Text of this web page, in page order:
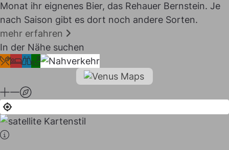
Monat ihr eignenes Bier, das Rehauer Bernstein. Je
nach Saison gibt es dort noch andere Sorten.
mehr erfahren
In der Nähe suchenI LIKE